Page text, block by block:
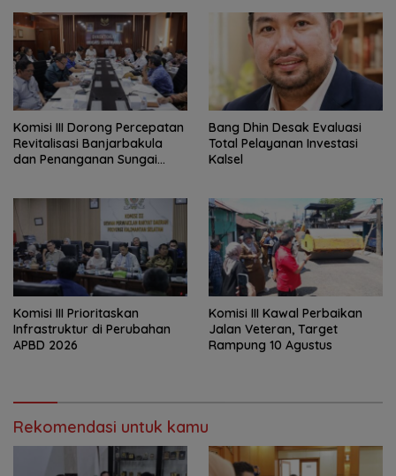
‎Komisi III Dorong Percepatan
Revitalisasi Banjarbakula
dan Penanganan Sungai
‎Bang Dhin Desak Evaluasi
Total Pelayanan Investasi
Kalsel
‎Komisi III Prioritaskan
Infrastruktur di Perubahan
APBD 2026
Komisi III Kawal Perbaikan
Jalan Veteran, Target
Rampung 10 Agustus
Rekomendasi untuk kamu